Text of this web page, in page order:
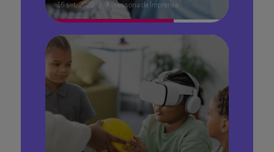
16 set. 2022 Assessoria de Imprensa